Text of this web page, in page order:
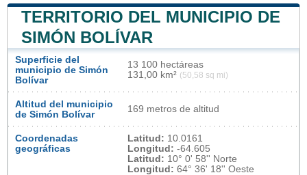
TERRITORIO DEL MUNICIPIO DE
SIMÓN BOLÍVAR
Superficie del
municipio de Simón
Bolívar
13 100 hectáreas
131,00 km² (50,58 sq mi)
Altitud del municipio
de Simón Bolívar
169 metros de altitud
Coordenadas
geográficas
Latitud: 10.0161
Longitud: -64.605
Latitud: 10° 0' 58'' Norte
Longitud: 64° 36' 18'' Oeste